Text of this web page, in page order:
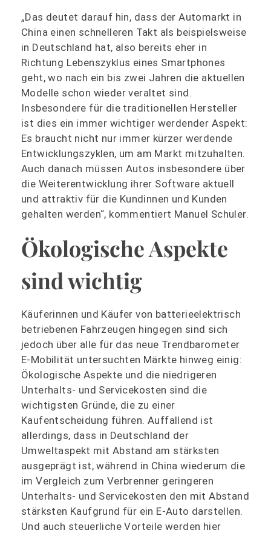
„Das deutet darauf hin, dass der Automarkt in
China einen schnelleren Takt als beispielsweise
in Deutschland hat, also bereits eher in
Richtung Lebenszyklus eines Smartphones
geht, wo nach ein bis zwei Jahren die aktuellen
Modelle schon wieder veraltet sind.
Insbesondere für die traditionellen Hersteller
ist dies ein immer wichtiger werdender Aspekt:
Es braucht nicht nur immer kürzer werdende
Entwicklungszyklen, um am Markt mitzuhalten.
Auch danach müssen Autos insbesondere über
die Weiterentwicklung ihrer Software aktuell
und attraktiv für die Kundinnen und Kunden
gehalten werden“, kommentiert Manuel Schuler.
Ökologische Aspekte
sind wichtig
Käuferinnen und Käufer von batterieelektrisch
betriebenen Fahrzeugen hingegen sind sich
jedoch über alle für das neue Trendbarometer
E-Mobilität untersuchten Märkte hinweg einig:
Ökologische Aspekte und die niedrigeren
Unterhalts- und Servicekosten sind die
wichtigsten Gründe, die zu einer
Kaufentscheidung führen. Auffallend ist
allerdings, dass in Deutschland der
Umweltaspekt mit Abstand am stärksten
ausgeprägt ist, während in China wiederum die
im Vergleich zum Verbrenner geringeren
Unterhalts- und Servicekosten den mit Abstand
stärksten Kaufgrund für ein E-Auto darstellen.
Und auch steuerliche Vorteile werden hier